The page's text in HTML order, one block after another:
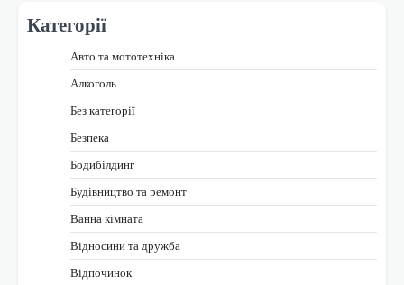
Категорії
Авто та мототехніка
Алкоголь
Без категорії
Безпека
Бодибілдинг
Будівництво та ремонт
Ванна кімната
Відносини та дружба
Відпочинок